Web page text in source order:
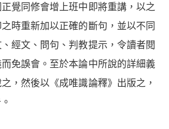
覺同修會增上班中即將重講，以之
時重新加以正確的斷句，並以不同
經文、問句、判教提示，令讀者閱
免誤會。至於本論中所說的詳細義
，然後以《成唯識論釋》出版之，